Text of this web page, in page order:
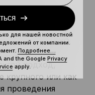
разделяются
кошелька
выходов UTXO.
подход,
крупного или как
проведения
для нашей новостной
от компании.
Подробнее…
and the Google Privacy
apply.